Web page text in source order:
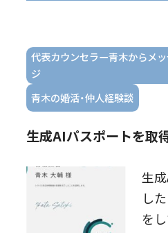
代表カウンセラー青木からメ
ジ
青木の婚活・仲人経験談
生成AIパスポートを取
生
し
を